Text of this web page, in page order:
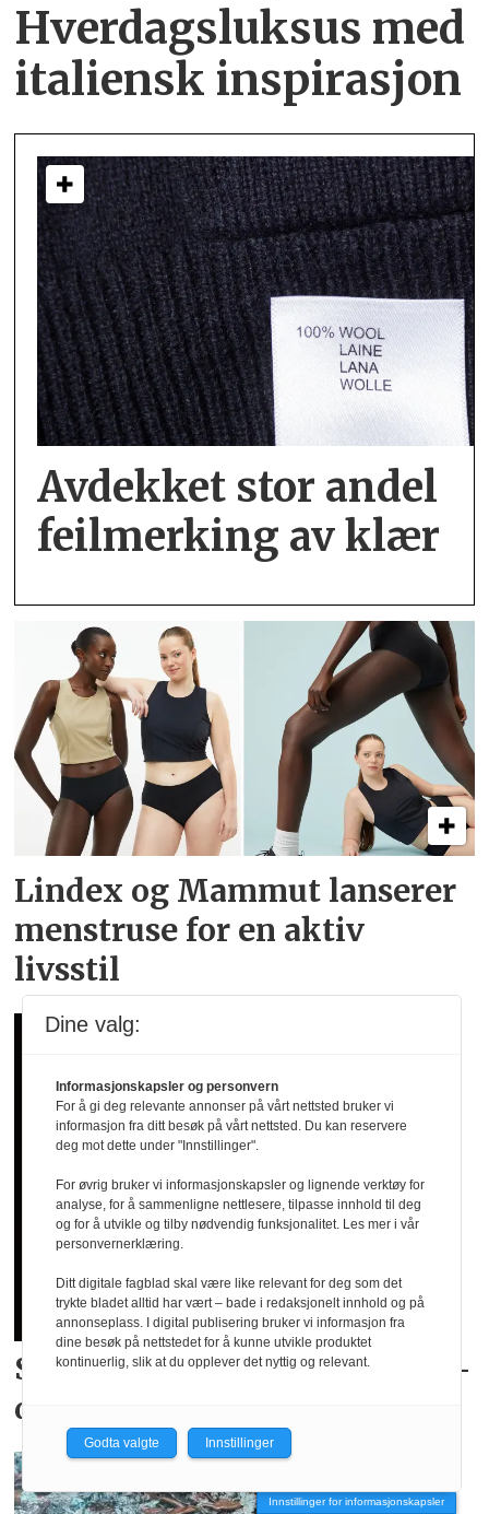
Hverdagsluksus med
italiensk inspirasjon
Avdekket stor andel
feil­merking av klær
Lindex og Mammut lanserer
menstruse for en aktiv
livsstil
Skyhøy interesse forlandslags­
drakter
Innstillinger for informasjonskapsler
Dine valg:
Informasjonskapsler og personvern
For å gi deg relevante annonser på vårt nettsted bruker vi
informasjon fra ditt besøk på vårt nettsted. Du kan reservere
deg mot dette under "Innstillinger".
For øvrig bruker vi informasjonskapsler og lignende verktøy for
analyse, for å sammenligne nettlesere, tilpasse innhold til deg
og for å utvikle og tilby nødvendig funksjonalitet. Les mer i vår
personvernerklæring.
Ditt digitale fagblad skal være like relevant for deg som det
trykte bladet alltid har vært – bade i redaksjonelt innhold og på
annonseplass. I digital publisering bruker vi informasjon fra
dine besøk på nettstedet for å kunne utvikle produktet
kontinuerlig, slik at du opplever det nyttig og relevant.
Godta valgte Innstillinger